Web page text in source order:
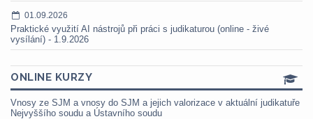
01.09.2026
Praktické využití AI nástrojů při práci s judikaturou (online - živé
vysílání) - 1.9.2026
ONLINE KURZY
Vnosy ze SJM a vnosy do SJM a jejich valorizace v aktuální judikatuře
Nejvyššího soudu a Ústavního soudu